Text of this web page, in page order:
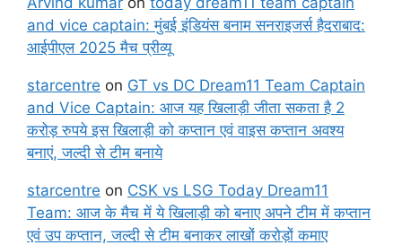
and vice captain: मुंबई इंडियंस बनाम सनराइजर्स हैदराबाद:
आईपीएल 2025 मैच प्रीव्यू
starcentre on GT vs DC Dream11 Team Captain
and Vice Captain: आज यह खिलाड़ी जीता सकता है 2
करोड़ रुपये इस खिलाड़ी को कप्तान एवं वाइस कप्तान अवश्य
बनाएं, जल्दी से टीम बनाये
starcentre on CSK vs LSG Today Dream11
Team: आज के मैच में ये खिलाड़ी को बनाए अपने टीम में कप्तान
एवं उप कप्तान, जल्दी से टीम बनाकर लाखों करोड़ों कमाए